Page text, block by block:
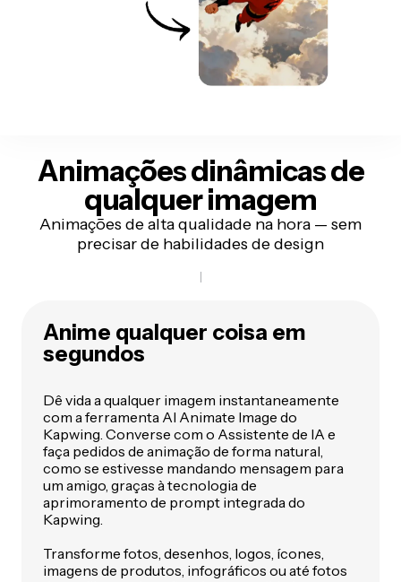
Animações dinâmicasde
qualquer imagem
Animações de alta qualidade na hora — sem
precisar de habilidades de design
Anime qualquer coisa em
segundos
Dê vida a qualquer imagem instantaneamente
com a ferramenta AI Animate Image do
Kapwing. Converse com o Assistente de IA e
faça pedidos de animação de forma natural,
como se estivesse mandando mensagem para
um amigo, graças à tecnologia de
aprimoramento de prompt integrada do
Kapwing.
Transforme fotos, desenhos, logos, ícones,
imagens de produtos, infográficos ou até fotos